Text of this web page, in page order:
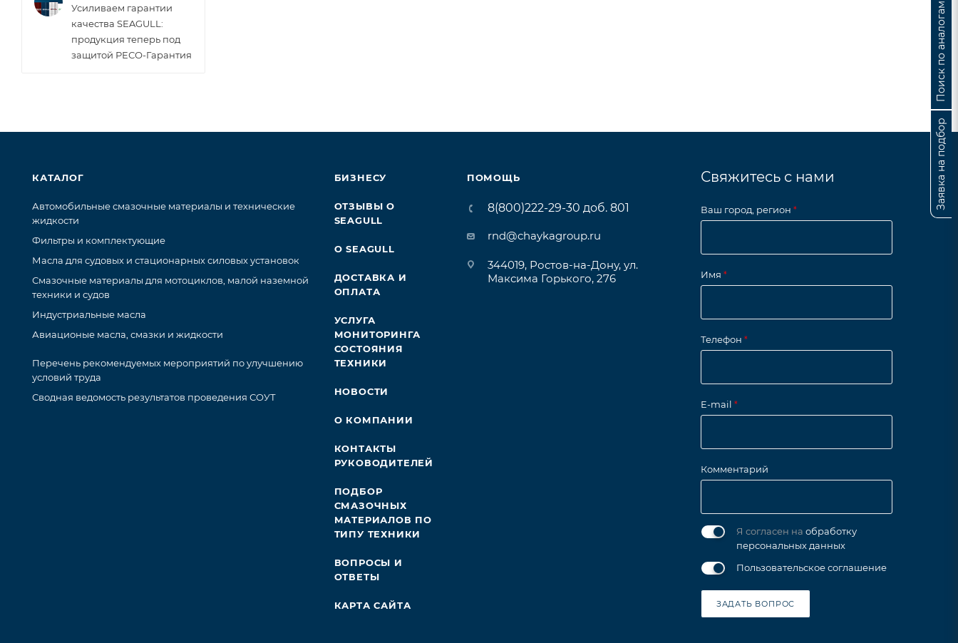
Усиливаем гарантии
качества SEAGULL:
продукция теперь под
защитой РЕСО-Гарантия
КАТАЛОГ
Автомобильные смазочные материалы и технические
жидкости
Фильтры и комплектующие
Масла для судовых и стационарных силовых установок
Смазочные материалы для мотоциклов, малой наземной
техники и судов
Индустриальные масла
Авиационые масла, смазки и жидкости
Перечень рекомендуемых мероприятий по улучшению
условий труда
Сводная ведомость результатов проведения СОУТ
БИЗНЕСУ
ОТЗЫВЫ О
SEAGULL
О SEAGULL
ДОСТАВКА И
ОПЛАТА
УСЛУГА
МОНИТОРИНГА
СОСТОЯНИЯ
ТЕХНИКИ
НОВОСТИ
О КОМПАНИИ
КОНТАКТЫ
РУКОВОДИТЕЛЕЙ
ПОДБОР
СМАЗОЧНЫХ
МАТЕРИАЛОВ ПО
ТИПУ ТЕХНИКИ
ВОПРОСЫ И
ОТВЕТЫ
КАРТА САЙТА
ПОМОЩЬ
8(800)222-29-30 доб. 801
rnd@chaykagroup.ru
344019, Ростов-на-Дону, ул.
Максима Горького, 276
Свяжитесь с нами
Ваш город, регион *
Имя *
Телефон *
E-mail *
Комментарий
Я согласен на обработку
персональных данных
Пользовательское соглашение
ЗАДАТЬ ВОПРОС
Заявка на подбор
Поиск по аналогам